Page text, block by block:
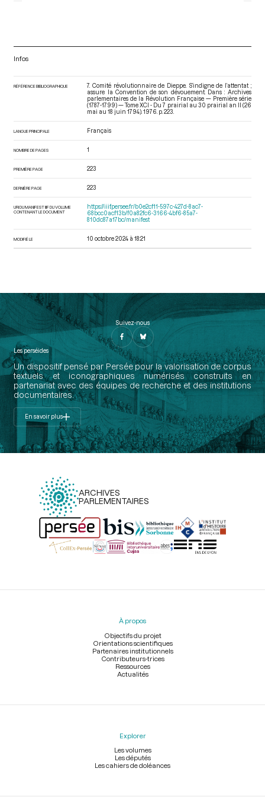
Infos
RÉFÉRENCE BIBLIOGRAPHIQUE
7. Comité révolutionnaire de Dieppe. S’indigne de l’attentat ;
assure la Convention de son dévouement. Dans : Archives
parlementaires de la Révolution Française — Première série
(1787-1799) — Tome XCI - Du 7 prairial au 30 prairial an II (26
mai au 18 juin 1794) . 1976. p. 223.
LANGUE PRINCIPALE Français
NOMBRE DE PAGES 1
PREMIÈRE PAGE 223
DERNIÈRE PAGE 223
URI DU MANIFEST IIIF DU VOLUME
CONTENANT LE DOCUMENT
https://iiif.persee.fr/b0e2cf11-597c-427d-8ac7-
68bcc0acf13b/f0a82fc6-3166-4bf6-85a7-
810dc87a17bc/manifest
MODIFIÉ LE 10 octobre 2024 à 18:21
Suivez-nous
Les perséides
Un dispositif pensé par Persée pour la valorisation de corpus
textuels et iconographiques numérisés construits en
partenariat avec des équipes de recherche et des institutions
documentaires.
En savoir plus
ARCHIVES
PARLEMENTAIRES
Menu
À propos
Objectifs du projet
Orientations scientifiques
Partenaires institutionnels
Contributeurs-trices
Ressources
Actualités
Explorer
Les volumes
Les députés
Les cahiers de doléances